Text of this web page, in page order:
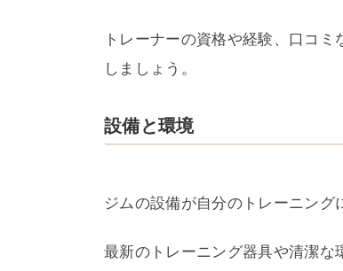
トレーナーの資格や経験、口コ
しましょう。
設備と環境
ジムの設備が自分のトレーニング
最新のトレーニング器具や清潔な